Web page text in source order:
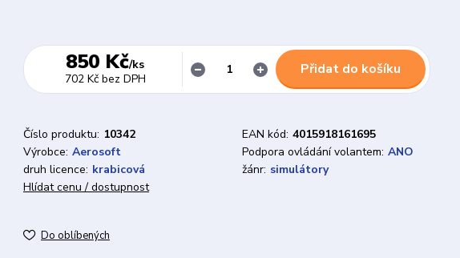
850 Kč/ks
702 Kč bez DPH
Přidat do košíku
Číslo produktu: 10342 EAN kód: 4015918161695
Výrobce: Aerosoft Podpora ovládání volantem: ANO
druh licence: krabicová žánr: simulátory
Hlídat cenu / dostupnost
Do oblíbených